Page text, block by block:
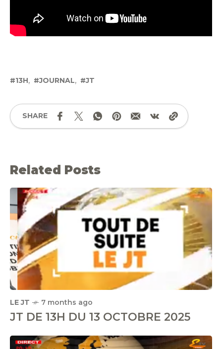
13H JOURNAL JT
SHARE
Related Posts
LE JT 7 months ago
JT DE 13H DU 13 OCTOBRE 2025